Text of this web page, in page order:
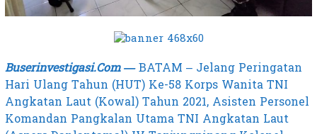
Buserinvestigasi.Com —BATAM – Jelang Peringatan
Hari Ulang Tahun (HUT) Ke-58 Korps Wanita TNI
Angkatan Laut (Kowal) Tahun 2021, Asisten Personel
Komandan Pangkalan Utama TNI Angkatan Laut